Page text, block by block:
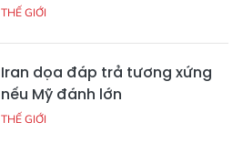
THẾ GIỚI
Iran dọa đáp trả tương xứng
nếu Mỹ đánh lớn
THẾ GIỚI